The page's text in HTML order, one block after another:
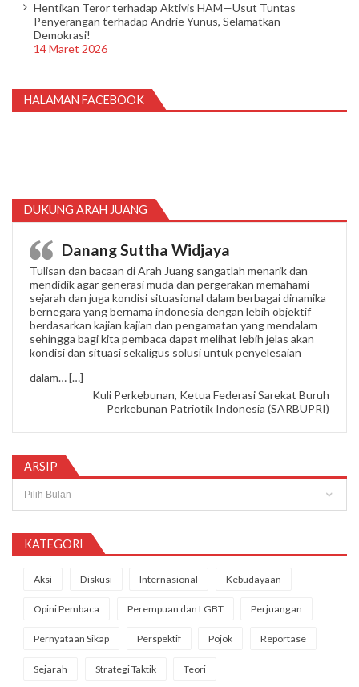
Hentikan Teror terhadap Aktivis HAM—Usut Tuntas
Penyerangan terhadap Andrie Yunus, Selamatkan
Demokrasi!
14 Maret 2026
HALAMAN FACEBOOK
DUKUNG ARAH JUANG
Danang Suttha Widjaya
Tulisan dan bacaan di Arah Juang sangatlah menarik dan
mendidik agar generasi muda dan pergerakan memahami
sejarah dan juga kondisi situasional dalam berbagai dinamika
bernegara yang bernama indonesia dengan lebih objektif
berdasarkan kajian kajian dan pengamatan yang mendalam
sehingga bagi kita pembaca dapat melihat lebih jelas akan
kondisi dan situasi sekaligus solusi untuk penyelesaian
dalam…[…]
Kuli Perkebunan, Ketua Federasi Sarekat Buruh
Perkebunan Patriotik Indonesia (SARBUPRI)
ARSIP
KATEGORI
Aksi Diskusi Internasional Kebudayaan
Opini Pembaca Perempuan dan LGBT Perjuangan
Pernyataan Sikap Perspektif Pojok Reportase
Sejarah Strategi Taktik Teori